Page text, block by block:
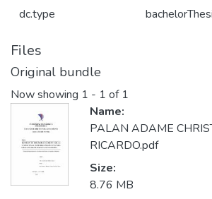
dc.type
Files
Original bundle
Now showing 1 - 1 of 1
Name:
PALAN ADAME
RICARDO.pdf
Size:
8.76 MB